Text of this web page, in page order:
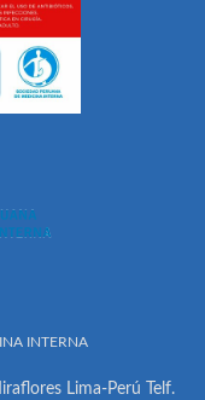
INTERNA
Lima-Perú Telf.